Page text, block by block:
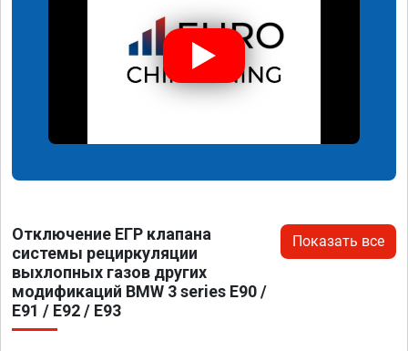
Отключение ЕГР клапана
системы рециркуляции
выхлопных газов других
модификаций BMW 3 series E90 /
E91 / E92 / E93
Показать все